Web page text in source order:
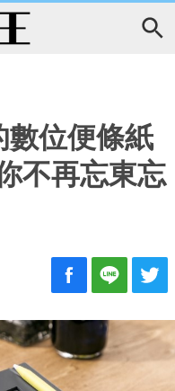
數位便條紙
不再忘東忘